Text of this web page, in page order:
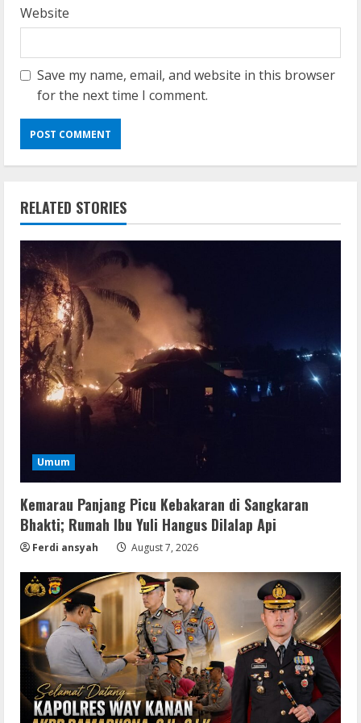
Website
Save my name, email, and website in this browser
for the next time I comment.
RELATED STORIES
Umum
Kemarau Panjang Picu Kebakaran di Sangkaran
Bhakti; Rumah Ibu Yuli Hangus Dilalap Api
Ferdi ansyah August 7, 2026